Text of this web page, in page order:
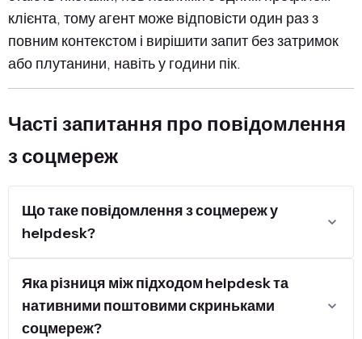
клієнта, тому агент може відповісти один раз з
повним контекстом і вирішити запит без затримок
або плутанини, навіть у години пік.
Часті запитання про повідомлення
з соцмереж
Що таке повідомлення з соцмереж у
helpdesk?
Яка різниця між підходом helpdesk та
нативними поштовими скриньками
соцмереж?